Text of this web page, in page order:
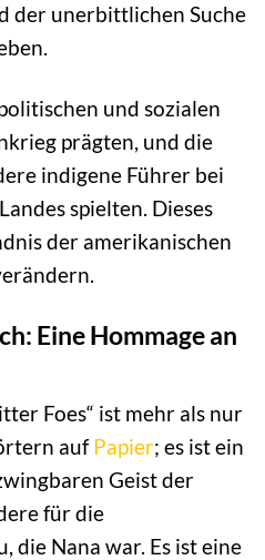
der unerbittlichen Suche
und sozialen
prägten, und die
indigene Führer bei
spielten. Dieses
der amerikanischen
Eine Hommage an
Foes“ ist mehr als nur
aufPapier; es ist ein
Geist der
für die
die Nana war. Es ist eine